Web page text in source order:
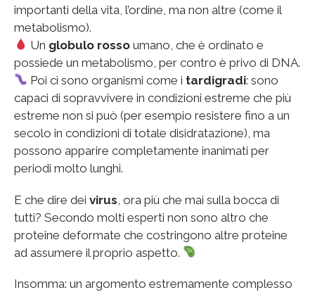
importanti della vita, l’ordine, ma non altre (come il
metabolismo).
Un globulo rosso umano, che è ordinato e
possiede un metabolismo, per contro è privo di DNA.
Poi ci sono organismi come i tardigradi: sono
capaci di sopravvivere in condizioni estreme che più
estreme non si può (per esempio resistere fino a un
secolo in condizioni di totale disidratazione), ma
possono apparire completamente inanimati per
periodi molto lunghi.
E che dire dei virus , ora più che mai sulla bocca di
tutti? Secondo molti esperti non sono altro che
proteine deformate che costringono altre proteine
ad assumere il proprio aspetto.
Insomma: un argomento estremamente complesso